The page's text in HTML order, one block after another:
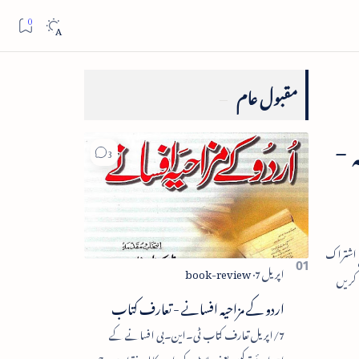
-
مقبول عام
اردو کے مزاحیہ افسانے - تعارف کتاب
7/اپریل تعارف کتاب ٹی۔این۔بی افسانے کے